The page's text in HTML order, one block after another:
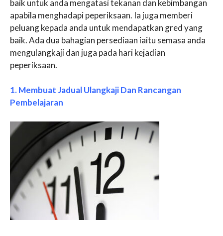
baik untuk anda mengatasi tekanan dan kebimbangan
apabila menghadapi peperiksaan. Ia juga memberi
peluang kepada anda untuk mendapatkan gred yang
baik. Ada dua bahagian persediaan iaitu semasa anda
mengulangkaji dan juga pada hari kejadian
peperiksaan.
1. Membuat Jadual Ulangkaji Dan Rancangan
Pembelajaran